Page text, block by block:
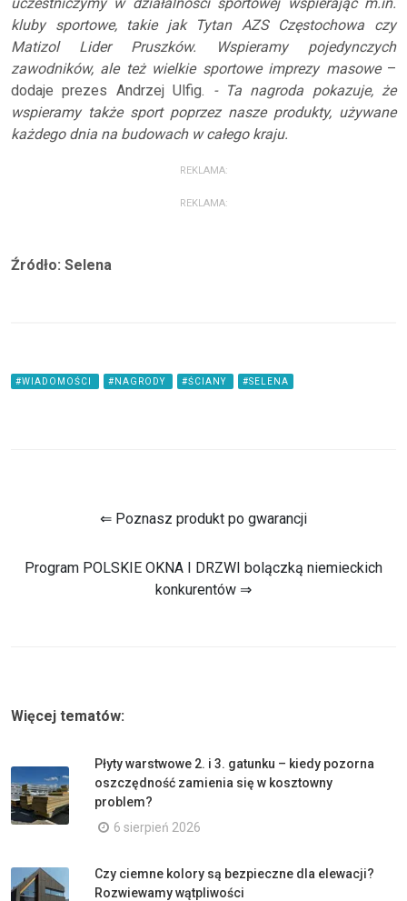
kluby sportowe, takie jak Tytan AZS Częstochowa czy
Matizol Lider Pruszków. Wspieramy pojedynczych
zawodników, ale też wielkie sportowe imprezy masowe –
dodaje prezes Andrzej Ulfig. - Ta nagroda pokazuje, że
wspieramy także sport poprzez nasze produkty, używane
każdego dnia na budowach w całego kraju.
REKLAMA:
REKLAMA:
Źródło: Selena
#WIADOMOŚCI #NAGRODY #ŚCIANY #SELENA
⇐ Poznasz produkt po gwarancji
Program POLSKIE OKNA I DRZWI bolączką niemieckich
konkurentów ⇒
Więcej tematów:
Płyty warstwowe 2. i 3. gatunku – kiedy pozorna
oszczędność zamienia się w kosztowny
problem?
6 sierpień 2026
Czy ciemne kolory są bezpieczne dla elewacji?
Rozwiewamy wątpliwości